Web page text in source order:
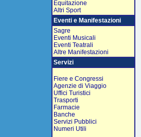
Equitazione
Altri Sport
Eventi e Manifestazioni
Sagre
Eventi Musicali
Eventi Teatrali
Altre Manifestazioni
Servizi
Fiere e Congressi
Agenzie di Viaggio
Uffici Turistici
Trasporti
Farmacie
Banche
Servizi Pubblici
Numeri Utili